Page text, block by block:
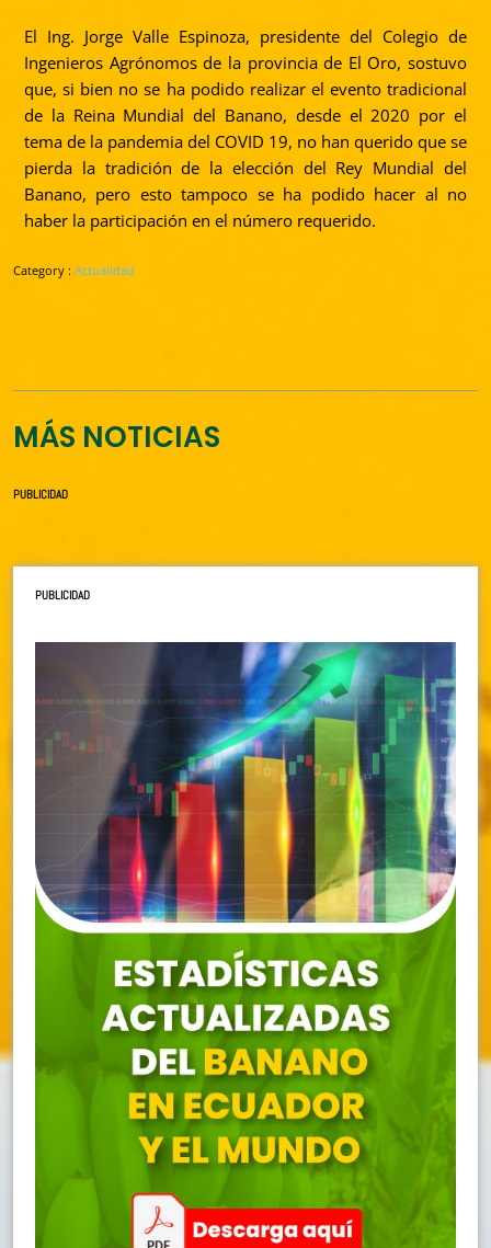
El Ing. Jorge Valle Espinoza, presidente del Colegio de
Ingenieros Agrónomos de la provincia de El Oro, sostuvo
que, si bien no se ha podido realizar el evento tradicional
de la Reina Mundial del Banano, desde el 2020 por el
tema de la pandemia del COVID 19, no han querido que se
pierda la tradición de la elección del Rey Mundial del
Banano, pero esto tampoco se ha podido hacer al no
haber la participación en el número requerido.
Category : Actualidad
MÁS NOTICIAS
PUBLICIDAD
PUBLICIDAD